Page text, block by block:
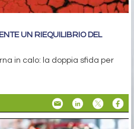
UN RIEQUILIBRIO DEL
in calo: la doppia sfida per